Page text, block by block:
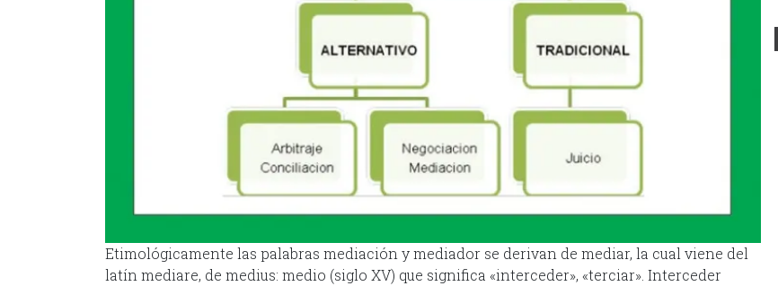
Etimológicamente las palabras mediación y mediador se derivan de mediar, la cual viene del
latín mediare, de medius: medio (siglo XV) que significa «interceder», «terciar». Interceder